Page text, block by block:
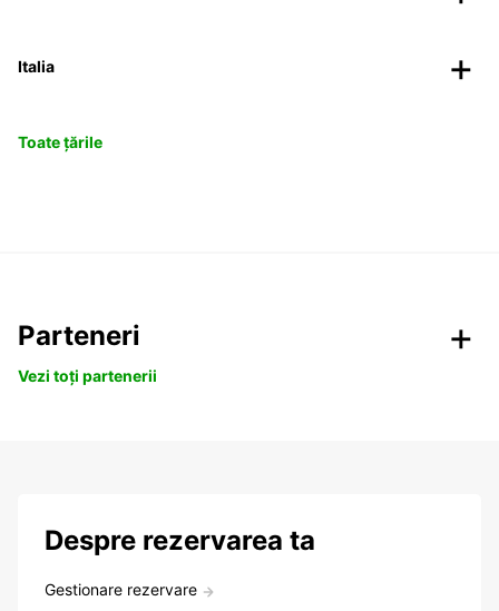
Italia
Toate țările
Parteneri
Vezi toți partenerii
Despre rezervarea ta
Gestionare rezervare